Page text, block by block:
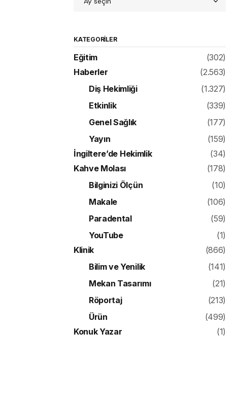
KATEGORILER
Eğitim
(302)
Haberler
(2.563)
Diş Hekimliği
(1.327)
Etkinlik
(339)
Genel Sağlık
(177)
Yayın
(159)
İngiltere’de Hekimlik
(34)
Kahve Molası
(178)
Bilginizi Ölçün
(10)
Makale
(106)
Paradental
(59)
YouTube
(1)
Klinik
(866)
Bilim ve Yenilik
(141)
Mekan Tasarımı
(21)
Röportaj
(213)
Ürün
(499)
Konuk Yazar
(1)